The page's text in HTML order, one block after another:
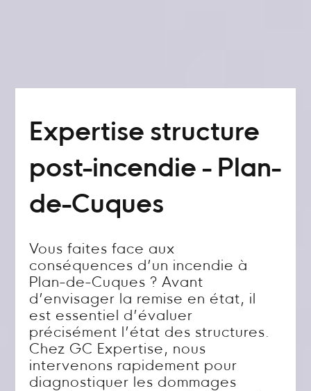
Expertise structure
post-incendie - Plan-
de-Cuques
Vous faites face aux
conséquences d’un incendie à
Plan-de-Cuques ? Avant
d’envisager la remise en état, il
est essentiel d’évaluer
précisément l’état des structures.
Chez GC Expertise, nous
intervenons rapidement pour
diagnostiquer les dommages